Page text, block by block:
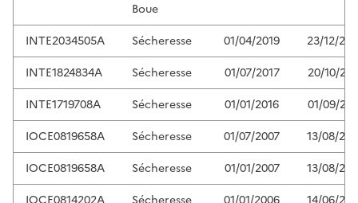
Boue
INTE2034505A Sécheresse 01/04/2019
23/12/
INTE1824834A
Sécheresse 01/07/2017
20/10/
INTE1719708A
Sécheresse 01/01/2016
01/09/
IOCE0819658A
Sécheresse 01/07/2007
13/08/
IOCE0819658A
Sécheresse 01/01/2007
13/08/